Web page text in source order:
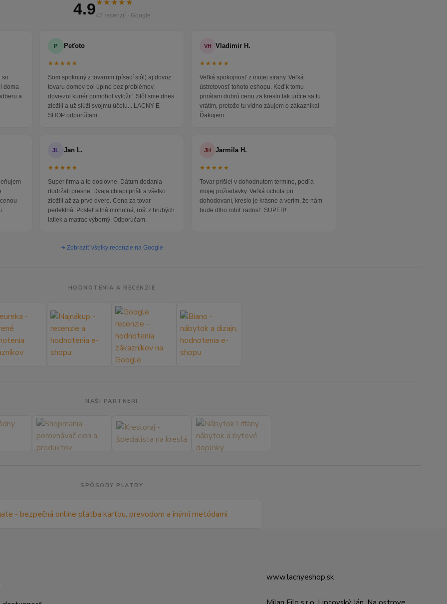
4.9★★★★★
47 recenzií · Google
so
doma
a
P Peťoto
★★★★★
Som spokojný z tovarom (písací stôl) aj dovoz
tovaru domov bol úplne bez problémov,
doviezol kuriér pomohol vyložiť. Stôl sme dnes
zložili a už slúži svojmu účelu... LACNY E
SHOP odporúčam
VH Vladimir H.
★★★★★
Veľká spokojnosť z mojej strany. Veľká
ústretovosť tohoto eshopu. Keď k tomu
prirátam dobrú cenu za kreslo tak určite sa tu
vrátim, pretože tu vidno záujem o zákazníka!
Ďakujem.
JL Jan L.
★★★★★
Super firma a to doslovne. Dátum dodania
dodržali presne. Dvaja chlapi prišli a všetko
zložili až za prvé dvere. Cena za tovar
perfektná. Posteľ silná mohutná, rošt z hrubých
latiek a matrac výborný. Odporúčam.
JH Jarmila H.
★★★★★
Tovar prišiel v dohodnutom termíne, podľa
mojej požiadavky. Veľká ochota pri
dohodovaní, kreslo je krásne a verím, že nám
bude dlho robiť radosť. SUPER!
➜ Zobraziť všetky recenzie na Google
HODNOTENIA A RECENZIE
NAŠI PARTNERI
SPÔSOBY PLATBY
www.lacnyeshop.sk